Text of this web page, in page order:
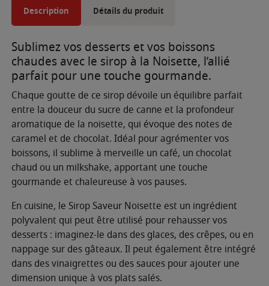
Description Détails du produit
Sublimez vos desserts et vos boissons
chaudes avec le sirop à la Noisette, l’allié
parfait pour une touche gourmande.
Chaque goutte de ce sirop dévoile un équilibre parfait
entre la douceur du sucre de canne et la profondeur
aromatique de la noisette, qui évoque des notes de
caramel et de chocolat. Idéal pour agrémenter vos
boissons, il sublime à merveille un café, un chocolat
chaud ou un milkshake, apportant une touche
gourmande et chaleureuse à vos pauses.
En cuisine, le Sirop Saveur Noisette est un ingrédient
polyvalent qui peut être utilisé pour rehausser vos
desserts : imaginez-le dans des glaces, des crêpes, ou en
nappage sur des gâteaux. Il peut également être intégré
dans des vinaigrettes ou des sauces pour ajouter une
dimension unique à vos plats salés.